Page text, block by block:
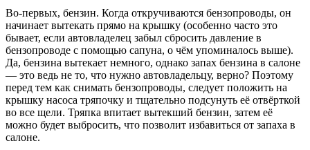
Во-первых, бензин. Когда откручиваются бензопроводы, он
начинает вытекать прямо на крышку (особенно часто это
бывает, если автовладелец забыл сбросить давление в
бензопроводе с помощью сапуна, о чём упоминалось выше).
Да, бензина вытекает немного, однако запах бензина в салоне
— это ведь не то, что нужно автовладельцу, верно? Поэтому
перед тем как снимать бензопроводы, следует положить на
крышку насоса тряпочку и тщательно подсунуть её отвёрткой
во все щели. Тряпка впитает вытекший бензин, затем её
можно будет выбросить, что позволит избавиться от запаха в
салоне.